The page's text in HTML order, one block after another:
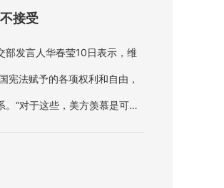
接受
部发言人华春莹10日表示，维
宪法赋予的各项权利和自由，
“对于这些，美方羡慕是可以
受的。